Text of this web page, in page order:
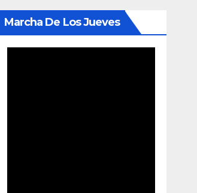
Marcha De Los Jueves